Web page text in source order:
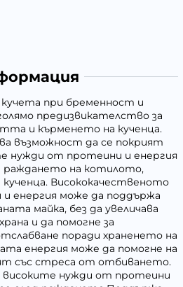
кучета при бременност и
предизвикателство за
и кърменето на кученца.
възможност да се покрият
нужди от протеини и енергия
раждането на котилото,
Висококачественото
и енергия може да поддържа
майка, без да увеличава
и да помогне за
поради храненето на
енергия може да помогне на
със стреса от отбиването.
високите нужди от протеини